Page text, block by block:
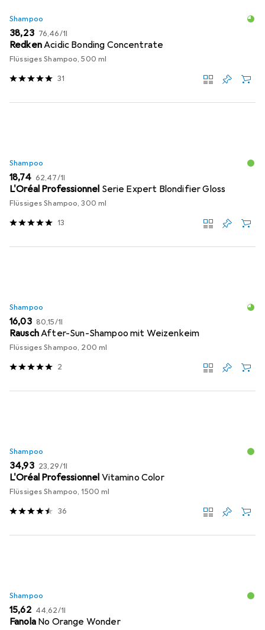
Shampoo
EUR
38,23 EUR
76,46/1l
RedkenAcidic Bonding Concentrate
Flüssiges Shampoo, 500 ml
31
Shampoo
EUR
18,74 EUR
62,47/1l
L'Oréal Professionnel Serie Expert Blondifier Gloss
Flüssiges Shampoo, 300 ml
13
Shampoo
EUR
16,03 EUR
80,15/1l
RauschAfter-Sun-Shampoo mit Weizenkeim
Flüssiges Shampoo, 200 ml
2
Shampoo
EUR
34,93 EUR
23,29/1l
L'Oréal Professionnel Vitamino Color
Flüssiges Shampoo, 1500 ml
36
Shampoo
EUR
15,62 EUR
44,62/1l
Fanola No Orange Wonder